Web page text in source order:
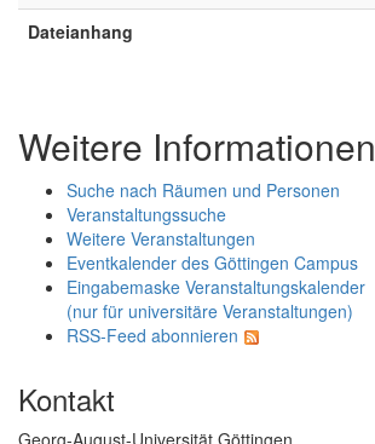
Dateianhang
Weitere Informationen
Suche nach Räumen und Personen
Veranstaltungssuche
Weitere Veranstaltungen
Eventkalender des Göttingen Campus
Eingabemaske Veranstaltungskalender
(nur für universitäre Veranstaltungen)
RSS-Feed abonnieren
Kontakt
Georg-August-Universität Göttingen